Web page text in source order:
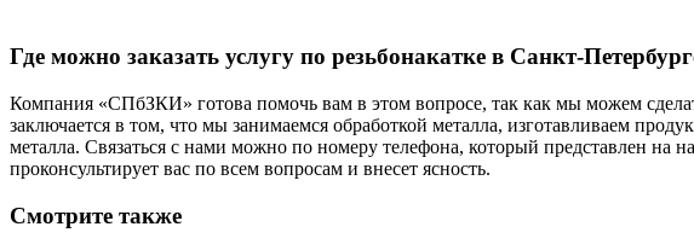
Где можно заказать услугу по резьбонакатке в Санкт-
Компания «СПбЗКИ» готова помочь вам в этом вопросе, так как мы можем
заключается в том, что мы занимаемся обработкой металла, изготавливаем
металла. Связаться с нами можно по номеру телефона, который представлен на
проконсультирует вас по всем вопросам и внесет ясность.
Смотрите также